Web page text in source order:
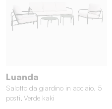
Luanda
Salotto da giardino in acciaio, 5
posti, Verde kaki